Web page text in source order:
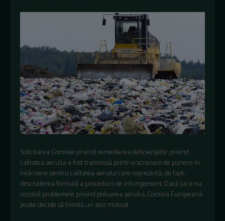
Solicitarea Comisiei privind remedierea deficienţelor privind
calitatea aerului a fost transmisă printr-o scrisoare de punere în
întârziere pentru calitatea aerului care reprezintă, de fapt,
deschiderea formală a procedurii de infringement. Dacă ţara nu
rezolvă problemele privind poluarea aerului, Comisia Europeană
poate decide să trimită un aviz motivat.